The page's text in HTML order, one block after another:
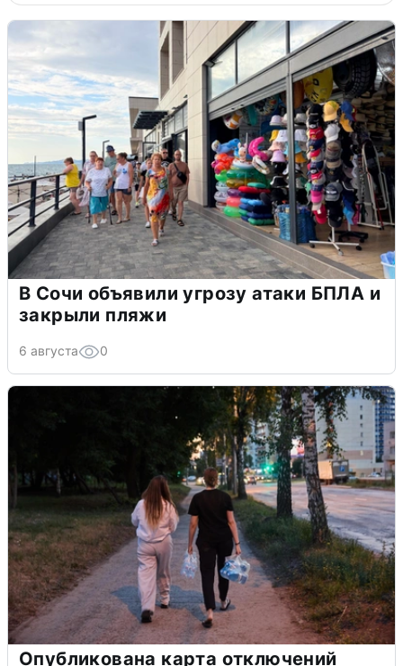
В Сочи объявили угрозу атаки БПЛА и
закрыли пляжи
6 августа 0
Опубликована карта отключений